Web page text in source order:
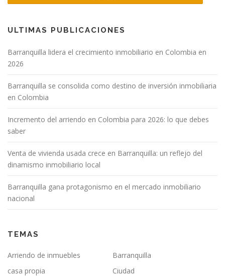
ULTIMAS PUBLICACIONES
Barranquilla lidera el crecimiento inmobiliario en Colombia en
2026
Barranquilla se consolida como destino de inversión inmobiliaria
en Colombia
Incremento del arriendo en Colombia para 2026: lo que debes
saber
Venta de vivienda usada crece en Barranquilla: un reflejo del
dinamismo inmobiliario local
Barranquilla gana protagonismo en el mercado inmobiliario
nacional
TEMAS
Arriendo de inmuebles
Barranquilla
casa propia
Ciudad